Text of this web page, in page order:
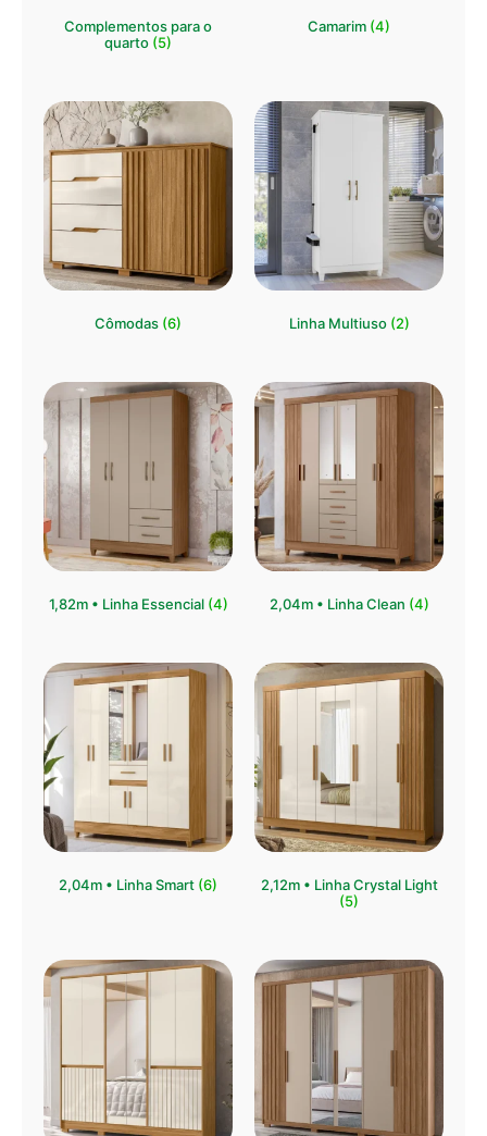
Complementos para o
quarto (5)
Camarim (4)
Cômodas (6) Linha Multiuso (2)
1,82m • Linha Essencial (4) 2,04m • Linha Clean (4)
⁠2,04m • Linha Smart (6)
2,12m • Linha Crystal Light
(5)